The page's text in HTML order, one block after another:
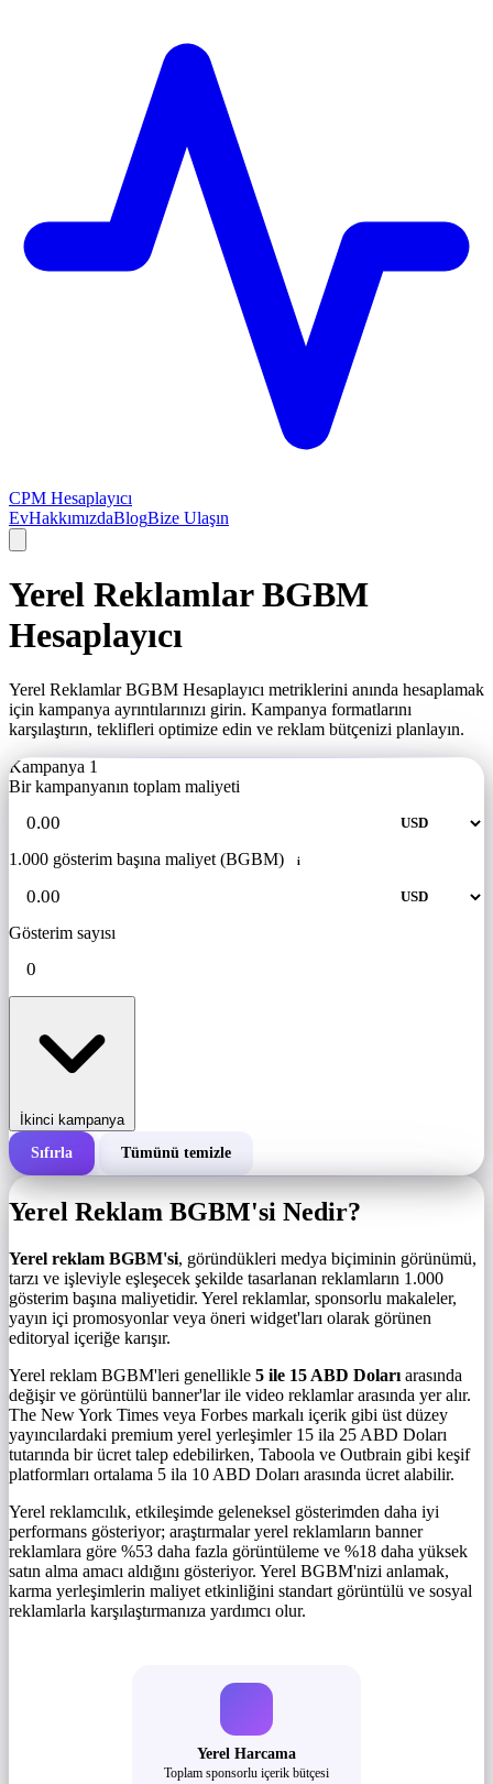
CPM Hesaplayıcı
EvHakkımızdaBlogBize Ulaşın
Yerel Reklamlar BGBM
Hesaplayıcı
Yerel Reklamlar BGBM Hesaplayıcı metriklerini anında hesaplamak
için kampanya ayrıntılarınızı girin. Kampanya formatlarını
karşılaştırın, teklifleri optimize edin ve reklam bütçenizi planlayın.
Kampanya 1
Bir kampanyanın toplam maliyeti
1.000 gösterim başına maliyet (BGBM) i
Gösterim sayısı
İkinci kampanya
Bir kampanyanın toplam maliyeti
Gösterim sayısı
Sıfırla Tümünü temizle
Yerel Reklam BGBM'si Nedir?
Yerel reklam BGBM'si, göründükleri medya biçiminin görünümü,
tarzı ve işleviyle eşleşecek şekilde tasarlanan reklamların 1.000
gösterim başına maliyetidir. Yerel reklamlar, sponsorlu makaleler,
yayın içi promosyonlar veya öneri widget'ları olarak görünen
editoryal içeriğe karışır.
Yerel reklam BGBM'leri genellikle 5 ile 15 ABD Doları arasında
değişir ve görüntülü banner'lar ile video reklamlar arasında yer alır.
The New York Times veya Forbes markalı içerik gibi üst düzey
yayıncılardaki premium yerel yerleşimler 15 ila 25 ABD Doları
tutarında bir ücret talep edebilirken, Taboola ve Outbrain gibi keşif
platformları ortalama 5 ila 10 ABD Doları arasında ücret alabilir.
Yerel reklamcılık, etkileşimde geleneksel gösterimden daha iyi
performans gösteriyor; araştırmalar yerel reklamların banner
reklamlara göre %53 daha fazla görüntüleme ve %18 daha yüksek
satın alma amacı aldığını gösteriyor. Yerel BGBM'nizi anlamak,
karma yerleşimlerin maliyet etkinliğini standart görüntülü ve sosyal
reklamlarla karşılaştırmanıza yardımcı olur.
Yerel Harcama
Toplam sponsorlu içerik bütçesi